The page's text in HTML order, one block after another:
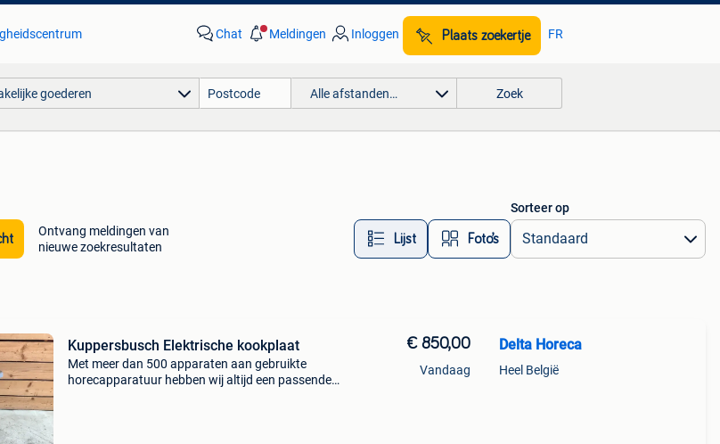
Chat Meldingen Inloggen Plaats zoekertje FR
goederen Alle afstanden… Zoek
Ontvang meldingen van
nieuwe zoekresultaten
Lijst Foto’s
Sorteer op
Kuppersbusch Elektrische kookplaat
Met meer dan 500 apparaten aan gebruikte
horecapparatuur hebben wij altijd een passende
€ 850,00
Vandaag
Delta Horeca
Heel België